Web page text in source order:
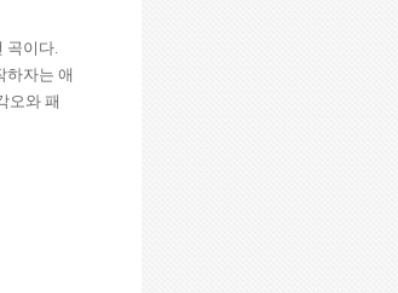
곡이다.
하자는 애
오와 패